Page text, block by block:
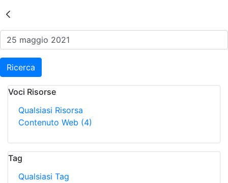
Risultati della Ricerca -
Ricerca
Voci Risorse
Qualsiasi Risorsa
Contenuto Web (4)
Tag
Qualsiasi Tag